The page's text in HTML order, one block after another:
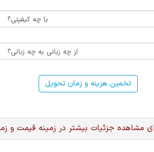
تخمین هزینه و زمان تحویل
مشاهده جزئیات بیشتر در زمینه قیمت و